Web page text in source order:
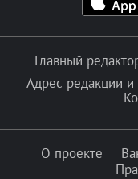
Главный
Адрес редакции и
О проекте